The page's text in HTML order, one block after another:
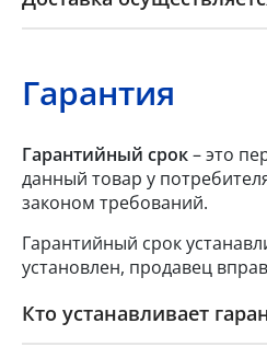
Гарантия
Гарантийный срок– это
данный товар у
законом требований.
Гарантийный срок
установлен, продавец
Кто устанавливает